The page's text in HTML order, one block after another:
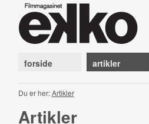
forside artikler
Du er her:Artikler
Artikler